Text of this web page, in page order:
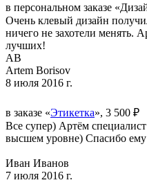
в персональном заказе
Очень клевый дизайн
ничего не захотели менять.
лучших!
AB
Artem Borisov
8 июля 2016 г.
в заказе «Этикетка», 3 500 ₽
Все супер) Артём
высшем уровне) Спасибо
Иван Иванов
7 июля 2016 г.